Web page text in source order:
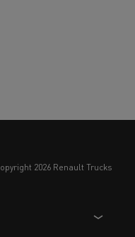
copyright 2026 Renault Trucks